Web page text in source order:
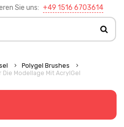
Sie uns: +49 1516 6703614
Polygel Brushes
Die Modellage Mit AcrylGel